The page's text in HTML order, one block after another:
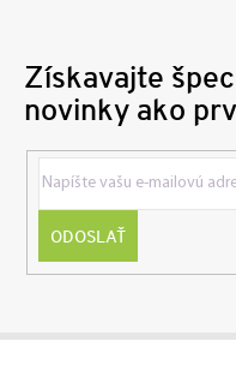
Získavajte
novinky ako
ODOSLAŤ